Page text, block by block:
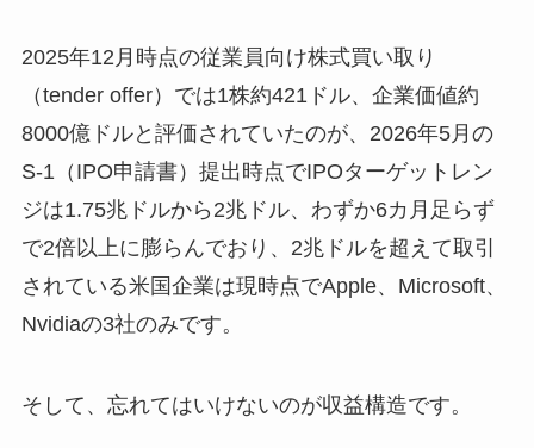
2025年12月時点の従業員向け株式買い取り
（tender offer）では1株約421ドル、企業価値約
8000億ドルと評価されていたのが、2026年5月の
S-1（IPO申請書）提出時点でIPOターゲットレン
ジは1.75兆ドルから2兆ドル、わずか6カ月足らず
で2倍以上に膨らんでおり、2兆ドルを超えて取引
されている米国企業は現時点でApple、Microsoft、
Nvidiaの3社のみです。
そして、忘れてはいけないのが収益構造です。